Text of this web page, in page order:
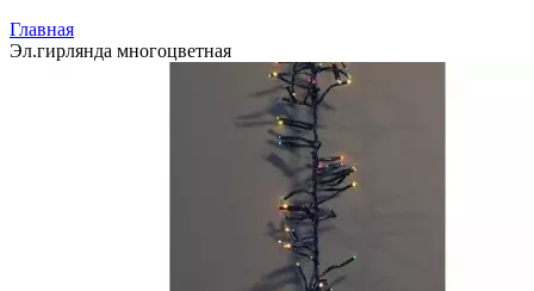
Главная
Эл.гирлянда многоцветная